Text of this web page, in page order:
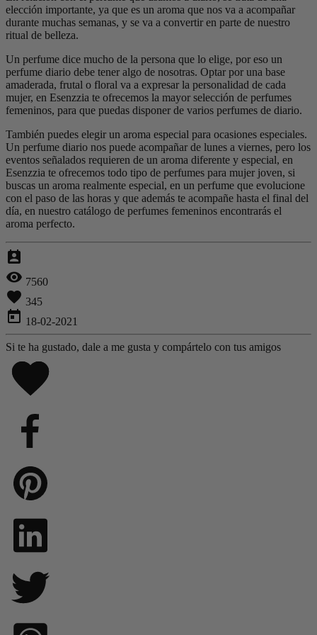
elección importante, ya que es un aroma que nos va a acompañar
durante muchas semanas, y se va a convertir en parte de nuestro
ritual de belleza.
Un perfume dice mucho de la persona que lo elige, por eso un
perfume diario debe tener algo de nosotras. Optar por una base
amaderada, frutal o floral va a expresar la personalidad de cada
mujer, en Esenzzia te ofrecemos la mayor selección de perfumes
femeninos, para que puedas disponer de varios perfumes de diario.
También puedes elegir un aroma especial para ocasiones especiales.
Un perfume diario nos puede acompañar de lunes a viernes, pero los
eventos señalados requieren de un aroma diferente y especial, en
Esenzzia te ofrecemos todo tipo de perfumes para mujer joven, si
buscas un aroma realmente especial, en un perfume que evolucione
con el paso de las horas y que además te acompañe hasta el final del
día, en nuestro catálogo de perfumes femeninos encontrarás el
aroma perfecto.
perm_contact_calendar
visibility 7560
favorite 345
today 18-02-2021
Si te ha gustado, dale a me gusta y compártelo con tus amigos